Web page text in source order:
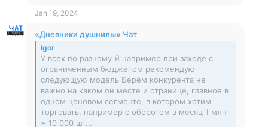
Jan 19, 2024
«Дневники душнилы» Чат
Igor
У всех по разному Я например при заходе с
ограниченным бюджетом рекомендую
следующую модель Берём конкурента не
важно на каком он месте и странице, главное в
одном ценовом сегменте, в котором хотим
торговать, например с оборотом в месяц 1 млн
= 10 000 шт…